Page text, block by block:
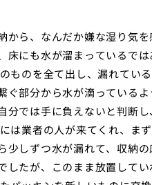
ら、なんだか嫌な湿り気
床にも水が溜まっているで
のを全て出し、漏れている
ぐ部分から水が滴っている
では手に負えないと判断
は業者の人が来てくれ、ま
しずつ水が漏れて、収納
たが、このまま放置して